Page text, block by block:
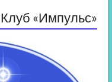
«Импульс»